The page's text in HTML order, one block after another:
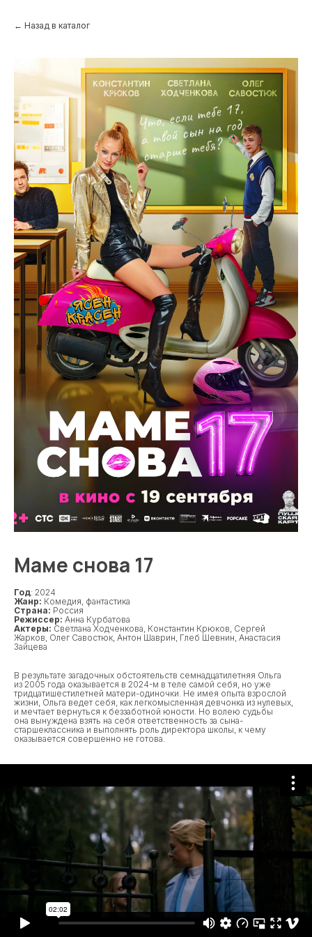
← Назад в каталог
Маме снова 17
Год: 2024
Жанр: Комедия, фантастика
Страна: Россия
Режиссер: Анна Курбатова
Актеры: Светлана Ходченкова, Константин Крюков, Сергей
Жарков, Олег Савостюк, Антон Шаврин, Глеб Шевнин, Анастасия
Зайцева
В результате загадочных обстоятельств семнадцатилетняя Ольга
из 2005 года оказывается в 2024-м в теле самой себя, но уже
тридцатишестилетней матери-одиночки. Не имея опыта взрослой
жизни, Ольга ведет себя, как легкомысленная девчонка из нулевых,
и мечтает вернуться к беззаботной юности. Но волею судьбы
она вынуждена взять на себя ответственность за сына-
старшеклассника и выполнять роль директора школы, к чему
оказывается совершенно не готова.